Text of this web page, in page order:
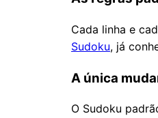
Cada linha e
Sudoku, já
A única
O Sudoku